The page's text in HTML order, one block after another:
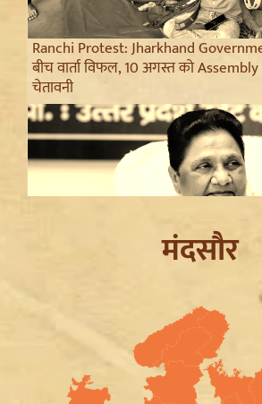
Ranchi Protest: Jharkhand
बीच वार्ता विफल, 10 अगस्त को
चेतावनी
Mayawati on SP: गिरगिट की तरह रंग
ब्राह्मणों को लुभाने के लिए Akhilesh
मंदसौर